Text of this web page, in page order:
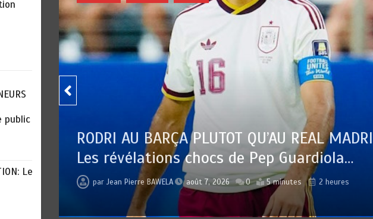
Le
du
PLUTOT QU’AU REAL MADRID :
chocs de Pep Guardiola…
0 5 minutes 2 heures
Jean Pierre BAWELA